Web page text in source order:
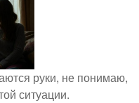
руки, не понимаю,
ситуации.